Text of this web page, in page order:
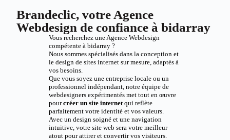
Brandeclic, votre Agence
Webdesign de confiance à bidarray
Vous recherchez une Agence Webdesign
compétente à bidarray ?
Nous sommes spécialisés dans la conception et
le design de sites internet sur mesure, adaptés à
vos besoins.
Que vous soyez une entreprise locale ou un
professionnel indépendant, notre équipe de
webdesigners expérimentés met tout en œuvre
pourcréer un site internetqui reflète
parfaitement votre identité et vos valeurs.
Avec un design soigné et une navigation
intuitive, votre site web sera votre meilleur
atout pour attirer et convertir vos visiteurs.